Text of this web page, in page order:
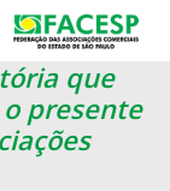
que
presente